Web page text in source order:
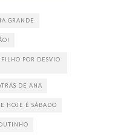
GRANDE
POR DESVIO
DE ANA
HOJE É SÁBADO